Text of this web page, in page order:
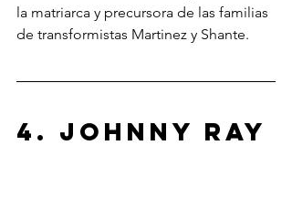
la matriarca y precursora de las familias
de transformistas Martinez y Shante.
4. Johnny Ray